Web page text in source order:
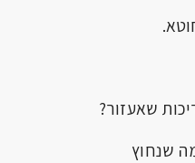
שאעזור?
שנחוץ